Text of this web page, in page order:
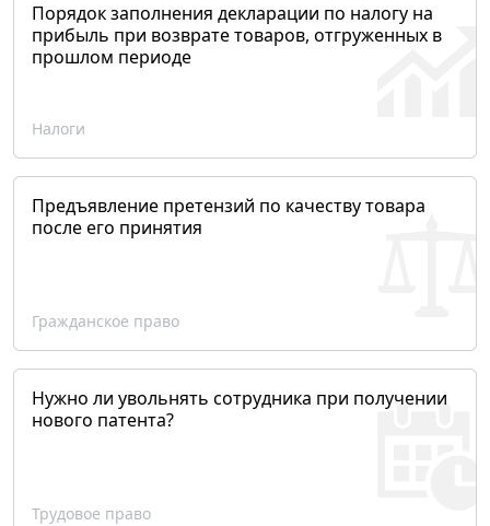
Порядок заполнения декларации по налогу на
прибыль при возврате товаров, отгруженных в
прошлом периоде
Налоги
Предъявление претензий по качеству товара
после его принятия
Гражданское право
Нужно ли увольнять сотрудника при получении
нового патента?
Трудовое право